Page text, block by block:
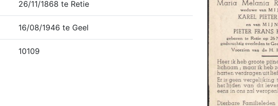
26/11/1868 te Retie
16/08/1946 te Geel
10109